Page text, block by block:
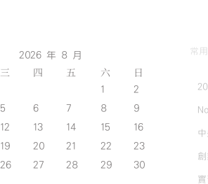
2026 年 8 月
三 四 五 六 日
1
2
5 6 7 8
9
12 13 14 15
16
19 20 21 22
23
26 27 28 29
30
常
實